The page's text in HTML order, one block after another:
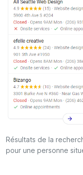
Résultats de la
pour une personne